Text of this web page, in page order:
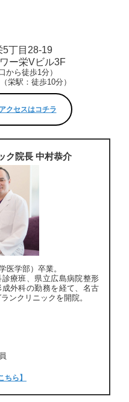
5丁目28-19
ー栄Vビル3F
から徒歩1分）
栄駅：徒歩10分）
クセスはコチラ
ク院長 中村恭介
医学部）卒業。
療班、県立広島病院整形
外科の勤務を経て、名古
ンクリニックを開院。
ちら】